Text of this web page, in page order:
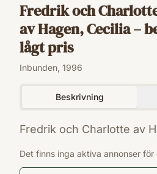
Fredrik och
av Hagen, Cecilia –
lågt pris
Inbunden, 1996
Beskrivning
Fredrik och Charlotte av
9789100562335
Det finns inga aktiva annonser